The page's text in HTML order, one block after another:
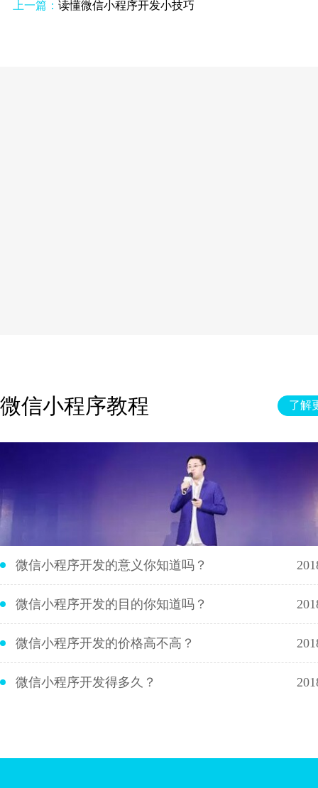
上一篇： 读懂微信小程序开发小技巧
了解
微信小程序教程
微信小程序开发的意义你知道吗？
微信小程序开发的目的你知道吗？
微信小程序开发的价格高不高？
微信小程序开发得多久？